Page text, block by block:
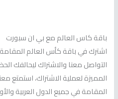
باقة كاس العالم مع بي ان سبورت
اشترك في باقة كأس العالم
التواصل معنا والاشتراك ليحالفك
المميزة لعملية الاشتراك، استمتع
المقامة في جميع الدول العربية